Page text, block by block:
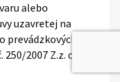
alebo
uzavretej na
2007 Z.z. o